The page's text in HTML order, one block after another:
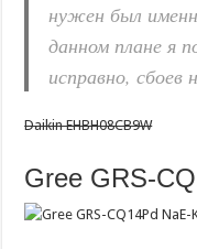
нужен был
данном плане я
исправно, сбоев
Daikin EHBH08CB9W
Gree GRS-